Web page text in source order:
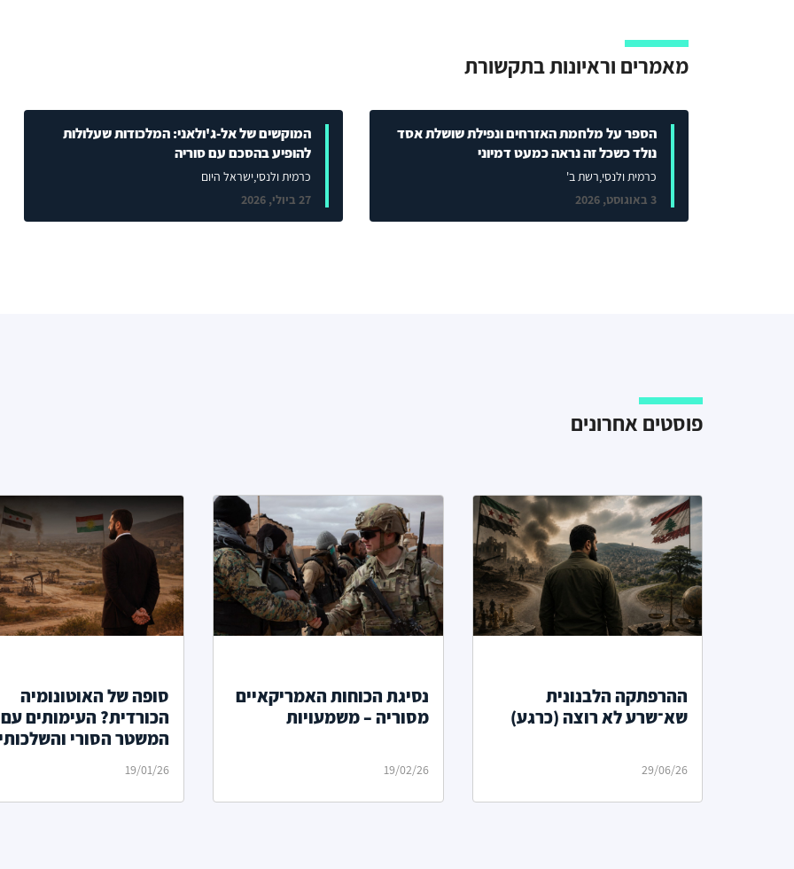
מאמרים וראיונות בתקשורת
הספר על מלחמת האזרחים ונפילת שושלת אסד
נולד כשכל זה נראה כמעט דמיוני
כרמית ולנסי,רשת ב'
3 באוגוסט, 2026
המוקשים של אל-ג'ולאני: המלכודות שעלולות
להופיע בהסכם עם סוריה
כרמית ולנסי,ישראל היום
27 ביולי, 2026
פוסטים אחרונים
ההרפתקה הלבנונית
שא־שרע לא רוצה (כרגע)
29/06/26
נסיגת הכוחות האמריקאיים
מסוריה – משמעויות
19/02/26
סופה של האוטונומיה
הכורדית? העימותים עם
המשטר הסורי
19/01/26